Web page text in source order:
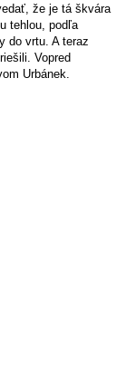
že je tá škvára
tehlou, podľa
do vrtu. A teraz
Vopred
Urbánek.